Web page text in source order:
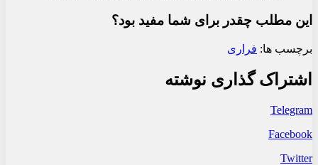
این مطلب چقدر برای شما مفید بود؟
برچسب ها: فراری
اشتراک گذاری نوشته
Telegram
Facebook
Twitter